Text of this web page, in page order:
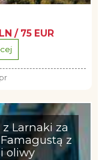
/ 75 EUR
Larnaki za
z
oliwy